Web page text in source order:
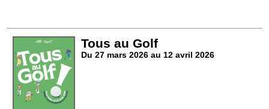
Tous au Golf
Du 27 mars 2026 au 12 avril 2026